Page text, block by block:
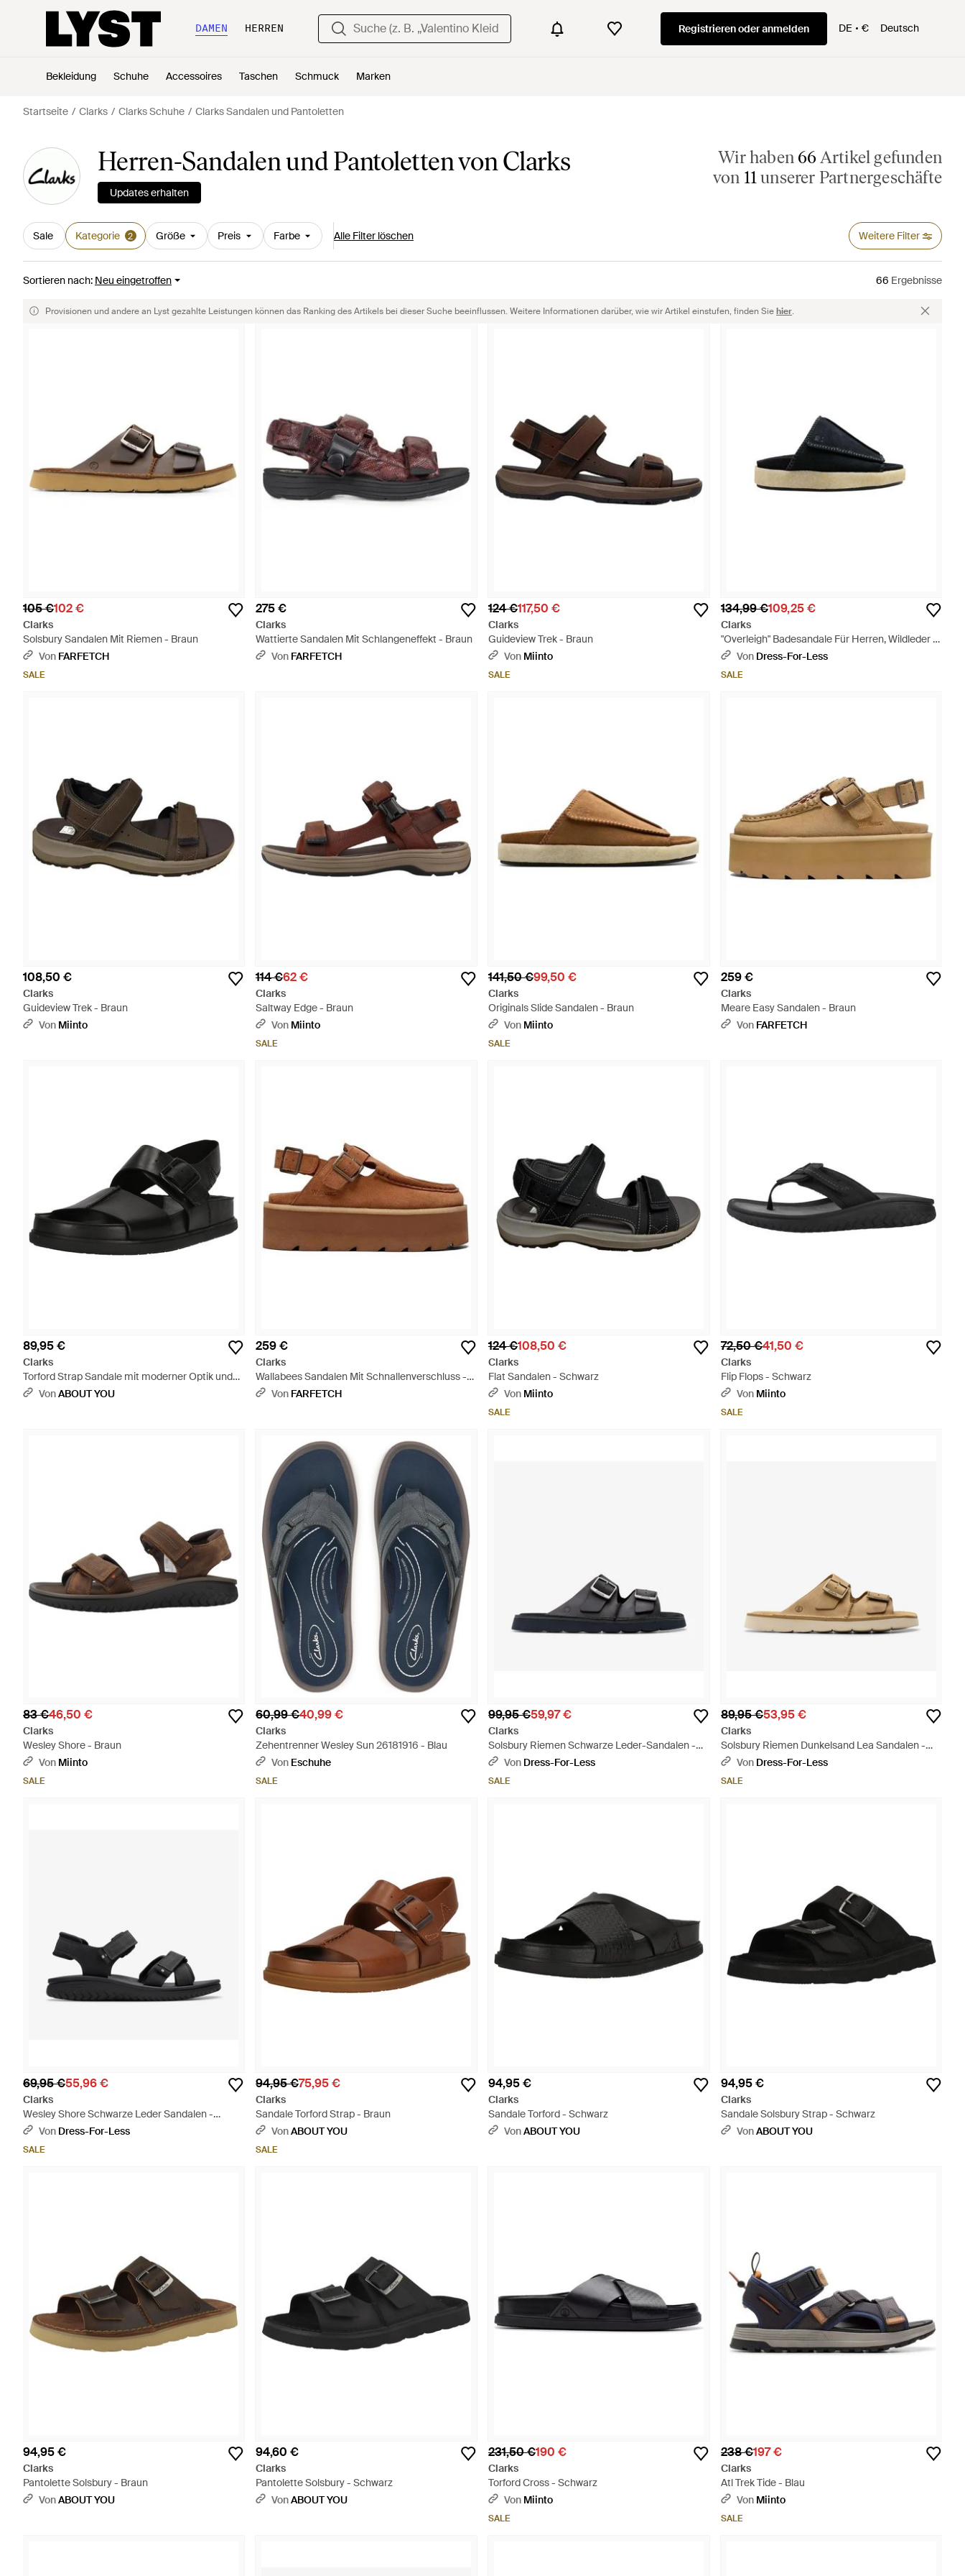
DAMEN HERREN Registrieren oder anmelden DE € Deutsch
Bekleidung Schuhe Accessoires Taschen Schmuck Marken
Startseite Clarks Clarks Schuhe Clarks Sandalen und Pantoletten
Herren-Sandalen und Pantoletten von Clarks
Updates erhalten
Wir haben 66 Artikel gefunden
von 11unserer Partnergeschäfte
Sale Kategorie 2 Größe Preis Farbe Alle Filter löschen Weitere Filter
Sortieren nach: Neu eingetroffen 66 Ergebnisse
Provisionen und andere an Lyst gezahlte Leistungen können das Ranking des Artikels bei dieser Suche beeinflussen. Weitere Informationen darüber, wie wir Artikel einstufen, finden Siehier.
105 €102 €
Clarks
Solsbury Sandalen Mit Riemen - Braun
Von FARFETCH
SALE
275 €
Clarks
Wattierte Sandalen Mit Schlangeneffekt - Braun
Von FARFETCH
124 €117,50 €
Clarks
Guideview Trek - Braun
Von Miinto
SALE
134,99 €109,25 €
Clarks
"Overleigh" Badesandale Für Herren, Wildleder -
Schwarz
Von Dress-For-Less
SALE
108,50 €
Clarks
Guideview Trek - Braun
Von Miinto
114 €62 €
Clarks
Saltway Edge - Braun
Von Miinto
SALE
141,50 €99,50 €
Clarks
Originals Slide Sandalen - Braun
Von Miinto
SALE
259 €
Clarks
Meare Easy Sandalen - Braun
Von FARFETCH
89,95 €
Clarks
Torford Strap Sandale mit moderner Optik und
individueller Passform - Schwarz
VonABOUT YOU
259 €
Clarks
Wallabees Sandalen Mit Schnallenverschluss -
Braun
Von FARFETCH
124 €108,50 €
Clarks
Flat Sandalen - Schwarz
Von Miinto
SALE
72,50 €41,50 €
Clarks
Flip Flops - Schwarz
Von Miinto
SALE
83 €46,50 €
Clarks
Wesley Shore - Braun
Von Miinto
SALE
60,99 €40,99 €
Clarks
Zehentrenner Wesley Sun 26181916 - Blau
Von Eschuhe
SALE
99,95 €59,97 €
Clarks
Solsbury Riemen Schwarze Leder-Sandalen -
Schwarz
Von Dress-For-Less
SALE
89,95 €53,95 €
Clarks
Solsbury Riemen Dunkelsand Lea Sandalen -
Braun
Von Dress-For-Less
SALE
69,95 €55,96 €
Clarks
Wesley Shore Schwarze Leder Sandalen -
Schwarz
Von Dress-For-Less
SALE
94,95 €75,95 €
Clarks
Sandale Torford Strap - Braun
VonABOUT YOU
SALE
94,95 €
Clarks
Sandale Torford - Schwarz
VonABOUT YOU
94,95 €
Clarks
Sandale Solsbury Strap - Schwarz
VonABOUT YOU
94,95 €
Clarks
Pantolette Solsbury - Braun
VonABOUT YOU
94,60 €
Clarks
Pantolette Solsbury - Schwarz
VonABOUT YOU
231,50 €190 €
Clarks
Torford Cross - Schwarz
Von Miinto
SALE
238 €197 €
Clarks
Atl Trek Tide - Blau
Von Miinto
SALE